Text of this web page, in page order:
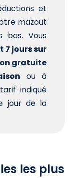
et
mazout
bas. Vous
7 jours sur
gratuite
ou à
indiqué
jour de la
les plus